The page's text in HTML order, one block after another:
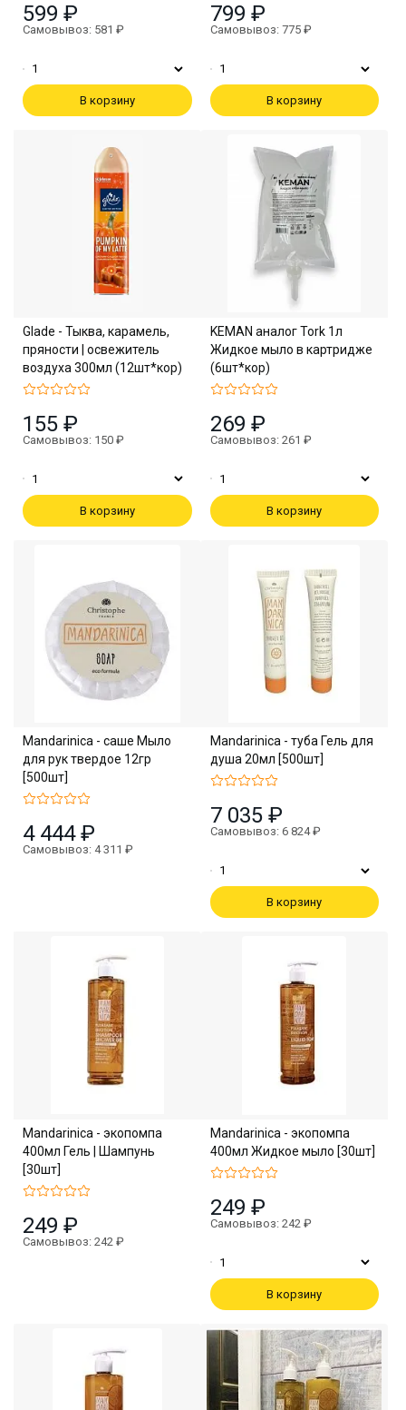
599 ₽
Самовывоз: 581 ₽
В корзину
799 ₽
Самовывоз: 775 ₽
В корзину
Glade - Тыква, карамель,
пряности | освежитель
воздуха 300мл (12шт*кор)
155 ₽
Самовывоз: 150 ₽
В корзину
KEMAN аналог Tork 1л
Жидкое мыло в картридже
(6шт*кор)
269 ₽
Самовывоз: 261 ₽
В корзину
Mandarinica - саше Мыло
для рук твердое 12гр
[500шт]
4 444 ₽
Самовывоз: 4 311 ₽
Mandarinica - туба Гель для
душа 20мл [500шт]
7 035 ₽
Самовывоз: 6 824 ₽
В корзину
Mandarinica - экопомпа
400мл Гель | Шампунь
[30шт]
249 ₽
Самовывоз: 242 ₽
Mandarinica - экопомпа
400мл Жидкое мыло [30шт]
249 ₽
Самовывоз: 242 ₽
В корзину